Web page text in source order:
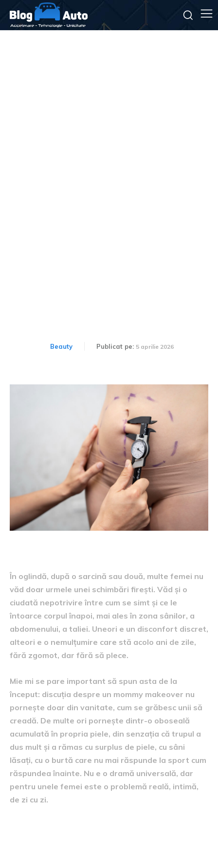
Beauty Publicat pe: 5 aprilie 2026
În oglindă, după o sarcină sau două, multe femei nu
văd doar urmele unei schimbări firești. Văd și o
ciudată nepotrivire între cum se simt și ce le
întoarce corpul înapoi, mai ales în zona sânilor, a
abdomenului, a taliei. Uneori e un disconfort discret,
alteori e o nemulțumire care stă acolo ani de zile,
fără zgomot, dar fără să plece.
Mie mi se pare important să spun asta de la
început: discuția despre un mommy makeover nu
pornește doar din vanitate, cum se grăbesc unii să
creadă. De multe ori pornește dintr-o oboseală
acumulată în propria piele, din senzația că trupul a
dus mult și a rămas cu surplus de piele, cu sâni
lăsați, cu o burtă care nu mai răspunde la sport cum
răspundea înainte. Nu e o dramă universală, dar
pentru unele femei este o problemă reală, intimă,
de zi cu zi.